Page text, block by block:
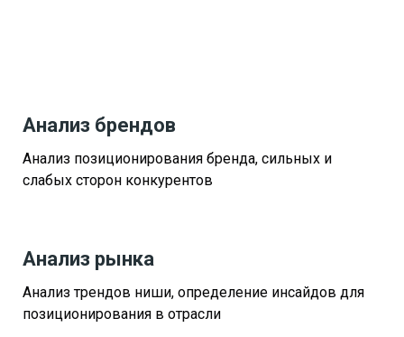
Анализ брендов
Анализ позиционирования бренда, сильных и
слабых сторон конкурентов
Анализ рынка
Анализ трендов ниши, определение инсайдов для
позиционирования в отрасли